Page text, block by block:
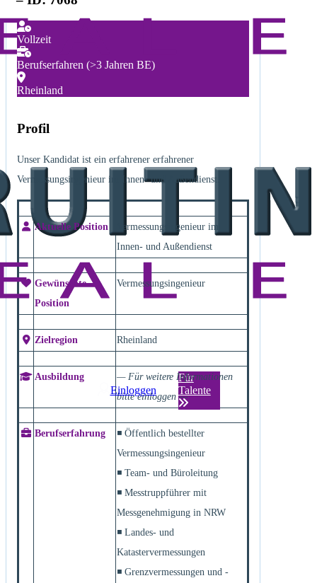
Einloggen
Für
Talente
Vollzeit
Berufserfahren (>3 Jahren BE)
Rheinland
Profil
Unser Kandidat ist ein erfahrener erfahrener
Vermessungsingenieur im Innen- und Außendienst.
Aktuelle Position
Vermessungsingenieur im
Innen- und Außendienst
Gewünschte
Position
Vermessungsingenieur
Zielregion Rheinland
Ausbildung
— Für weitere Informationen
bitte einloggen —
Berufserfahrung
◾ Öffentlich bestellter
Vermessungsingenieur
◾ Team- und Büroleitung
◾ Messtruppführer mit
Messgenehmigung in NRW
◾ Landes- und
Katastervermessungen
◾ Grenzvermessungen und -